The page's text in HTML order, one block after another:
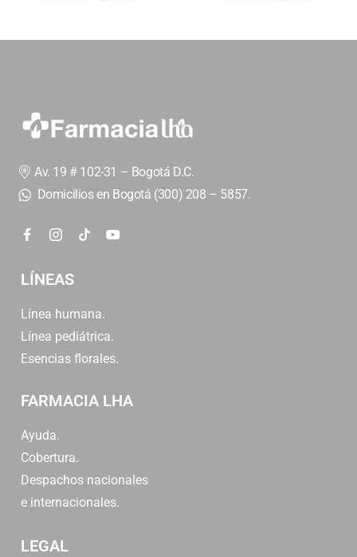
Av. 19 # 102-31 – Bogotá D.C.
Domicilios en Bogotá (300) 208 – 5857.
LÍNEAS
Línea humana.
Línea pediátrica.
Esencias florales.
FARMACIA LHA
Ayuda.
Cobertura.
Despachos nacionales
e internacionales.
LEGAL